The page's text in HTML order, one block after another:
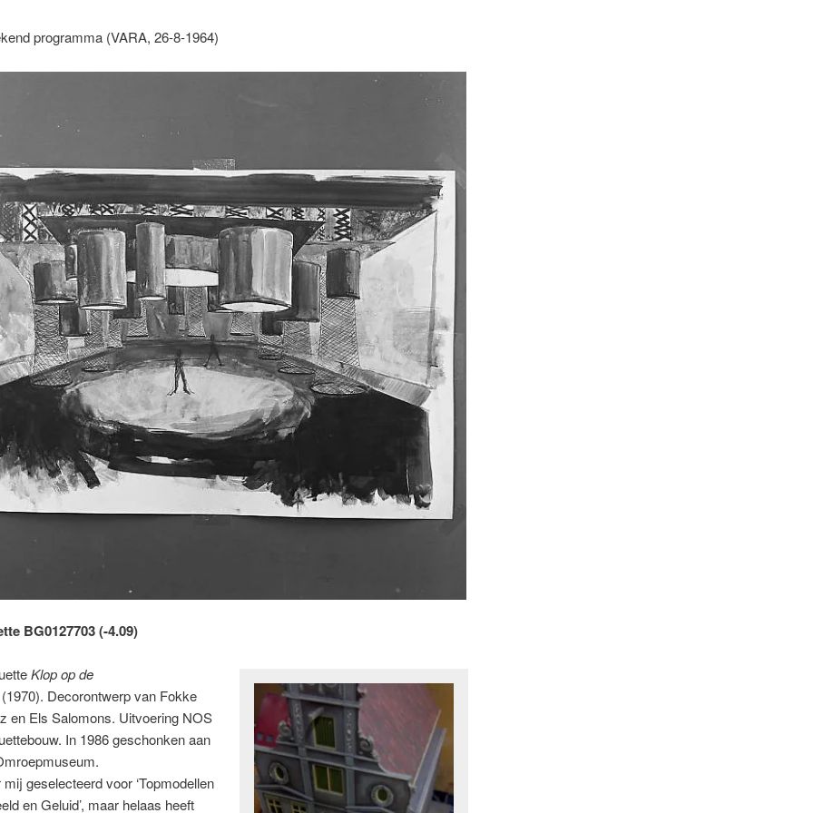
programma (VARA, 26-8-1964)
BG0127703 (-4.09)
Klop op de
Decorontwerp van Fokke
en Els Salomons. Uitvoering NOS
In 1986 geschonken aan
mij geselecteerd voor ‘Topmodellen
en Geluid’, maar helaas heeft